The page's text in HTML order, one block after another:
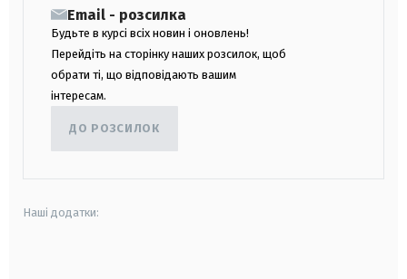
Email - розсилка
Будьте в курсі всіх новин і оновлень!
Перейдіть на сторінку наших розсилок, щоб
обрати ті, що відповідають вашим
інтересам.
ДО РОЗСИЛОК
Наші додатки: